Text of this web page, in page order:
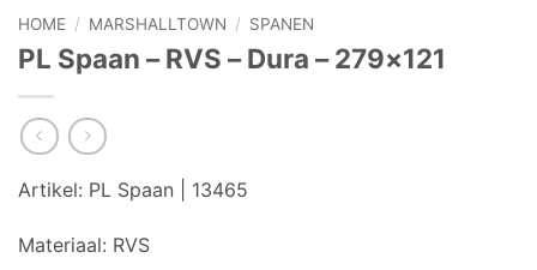
HOME / MARSHALLTOWN / SPANEN
PL Spaan – RVS – Dura – 279×121
Artikel: PL Spaan | 13465
Materiaal: RVS